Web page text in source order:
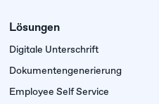
Lösungen
Digitale Unterschrift
Dokumenten­generierung
Employee Self Service